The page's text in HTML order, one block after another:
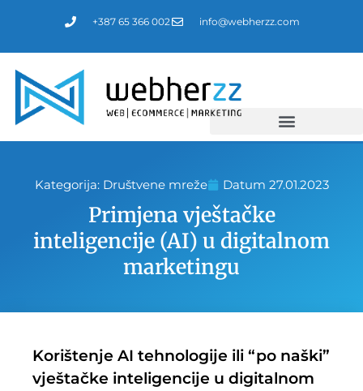
+387 65 366 002 info@webherzz.com
Kategorija: Društvene mreže Datum 27.01.2023
Primjena vještačke
inteligencije (AI) u digitalnom
marketingu
Korištenje AI tehnologije ili “po naški”
vještačke inteligencije u digitalnom